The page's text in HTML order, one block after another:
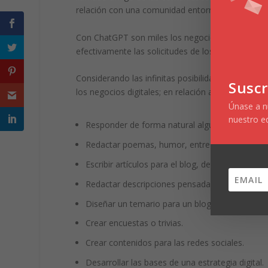
relación con una comunidad entorno al negocio.
Con ChatGPT son miles los negocios digitales
efectivamente las solicitudes de los clientes.
Considerando las infinitas posibilidades que tiene
los negocios digitales; en relación a ello citamos
Responder de forma natural alguna duda de
Redactar poemas, humor, entre otros.
Escribir artículos para el blog, detallando un
Redactar descripciones pensadas para una
Diseñar un temario para un blog.
Crear encuestas o trivias.
Crear contenidos para las redes sociales.
Desarrollar las bases de una estrategia digital.
Únase a
nuestro